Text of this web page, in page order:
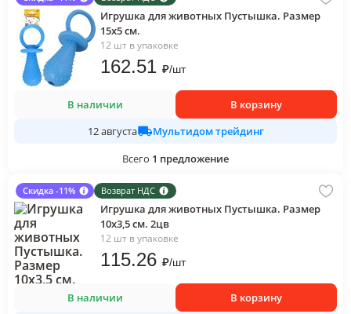
Игрушка для животных Пустышка. Размер
15х5 см.
12 шт в упаковке
162.51 ₽/шт
В наличии
В корзину
12 августа
Мультидом трейдинг
Всего 1 предложение
Скидка -11% Возврат НДС
Игрушка для животных Пустышка. Размер
10х3,5 см. 2цв
12 шт в упаковке
115.26 ₽/шт
В наличии
В корзину